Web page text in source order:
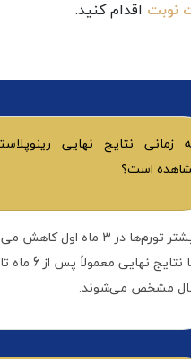
نوبت اقدام کنید.
زمانی نتایج نهایی
است؟
بیشتر تورم‌ها در 3 ماه اول
اما نتایج نهایی
مشخص می‌شوند.